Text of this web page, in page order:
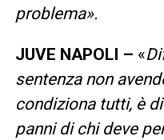
problema».
JUVE NAPOLI – «
sentenza non
condiziona tutti, è
panni di chi deve